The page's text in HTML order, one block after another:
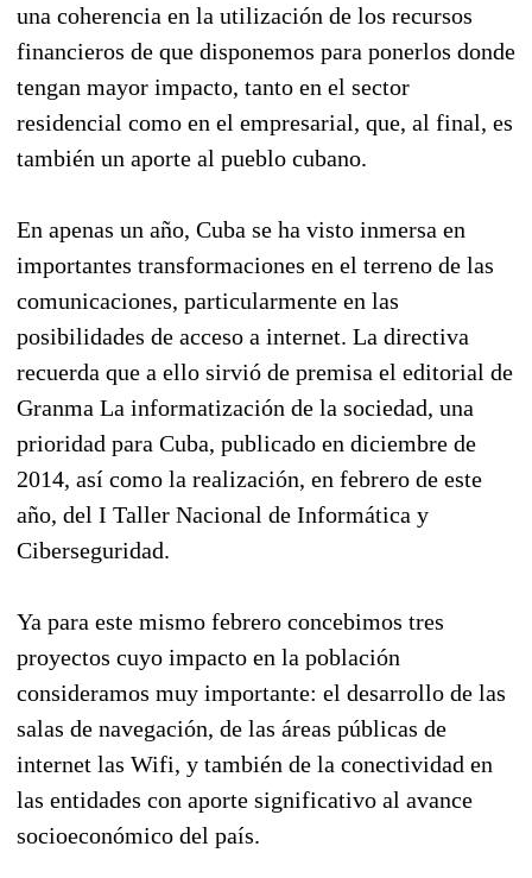
una coherencia en la utilización de los recursos
financieros de que disponemos para ponerlos donde
tengan mayor impacto, tanto en el sector
residencial como en el empresarial, que, al final, es
también un aporte al pueblo cubano.
En apenas un año, Cuba se ha visto inmersa en
importantes transformaciones en el terreno de las
comunicaciones, particularmente en las
posibilidades de acceso a internet. La directiva
recuerda que a ello sirvió de premisa el editorial de
Granma La informatización de la sociedad, una
prioridad para Cuba, publicado en diciembre de
2014, así como la realización, en febrero de este
año, del I Taller Nacional de Informática y
Ciberseguridad.
Ya para este mismo febrero concebimos tres
proyectos cuyo impacto en la población
consideramos muy importante: el desarrollo de las
salas de navegación, de las áreas públicas de
internet las Wifi, y también de la conectividad en
las entidades con aporte significativo al avance
socioeconómico del país.